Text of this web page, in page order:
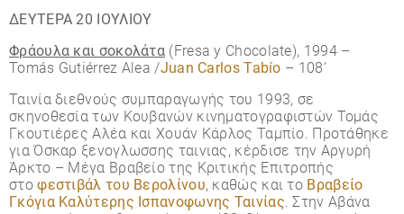
ΔΕΥΤΕΡΑ 20 ΙΟΥΛΙΟΥ
Φράουλα και σοκολάτα (Fresa y Chocolate), 1994 –
Tomás Gutiérrez Alea /Juan Carlos Tabío – 108’
Ταινία διεθνούς συμπαραγωγής του 1993, σε
σκηνοθεσία των Κουβανών κινηματογραφιστών Τομάς
Γκουτιέρες Αλέα και Χουάν Κάρλος Ταμπίο. Προτάθηκε
για Όσκαρ ξενογλωσσης ταινιας, κέρδισε την Αργυρή
Άρκτο – Μέγα Βραβείο της Κριτικής Επιτροπής
στοφεστιβάλ του Βερολίνου, καθώς και το Βραβείο
Γκόγια Καλύτερης Ισπανοφωνης Ταινίας. Στην Αβάνα